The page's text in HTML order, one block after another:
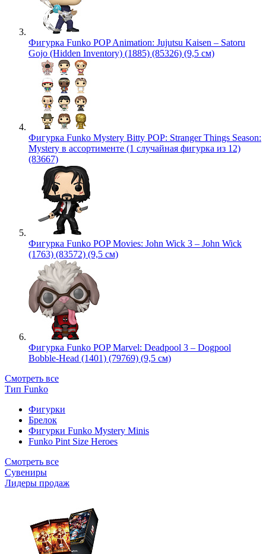
Фигурка Funko POP Animation: Jujutsu Kaisen – Satoru
Gojo (Hidden Inventory) (1885) (85326) (9,5 см)
Фигурка Funko Mystery Bitty POP: Stranger Things Season:
Mystery в ассортименте (1 случайная фигурка из 12)
(83667)
Фигурка Funko POP Movies: John Wick 3 – John Wick
(1763) (83572) (9,5 см)
Фигурка Funko POP Marvel: Deadpool 3 – Dogpool
Bobble-Head (1401) (79769) (9,5 см)
Смотреть все
Тип Funko
Фигурки
Брелок
Фигурки Funko Mystery Minis
Funko Pint Size Heroes
Смотреть все
Сувениры
Лидеры продаж